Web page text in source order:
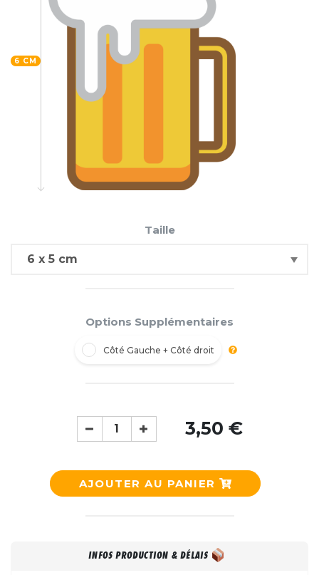
6 CM
Taille
Options Supplémentaires
Côté Gauche + Côté droit
3,50 €
AJOUTER AU PANIER
INFOS PRODUCTION & DÉLAIS